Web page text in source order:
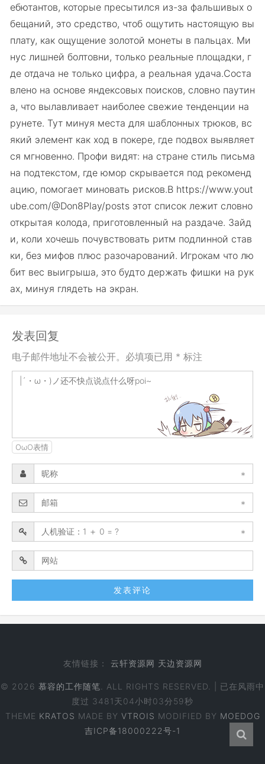
ебютантов, которые пресытился из-за фальшивых о
бещаний, это средство, чтоб ощутить настоящую вы
плату, как ощущение золотой монеты в пальцах. Ми
нус лишней болтовни, только реальные площадки, г
де отдача не только цифра, а реальная удача.Соста
влено на основе яндексовых поисков, словно паутин
а, что вылавливает наиболее свежие тенденции на
рунете. Тут минуя места для шаблонных трюков, вс
який элемент как ход в покере, где подвох выявляет
ся мгновенно. Профи видят: на стране стиль письма
на подтекстом, где юмор скрывается под рекоменд
ацию, помогает миновать рисков.В https://www.yout
ube.com/@Don8Play/posts этот список лежит словно
открытая колода, приготовленный на раздаче. Зайд
и, коли хочешь почувствовать ритм подлинной став
ки, без мифов плюс разочарований. Игрокам что лю
бит вес выигрыша, это будто держать фишки на рук
ах, минуя глядеть на экран.
发表回复
电子邮件地址不会被公开。必填项已用 * 标注
OωO表情
*
*
*
友情链接： 云轩资源网 天边资源网
© 2026 慕容的工作随笔 . ALL RIGHTS RESERVED. | 已在风雨中
度过 3481天04小时03分59秒
THEME KRATOS MADE BY VTROIS MODIFIED BY MOEDOG
吉ICP备18000222号-1